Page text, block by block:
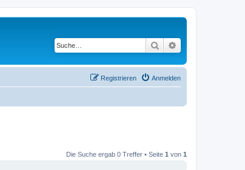
Suche
Anmelden
Registrieren
Die Suche ergab 0 Treffer • Seite 1 von 1